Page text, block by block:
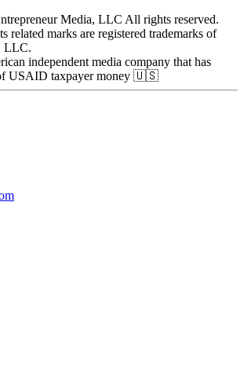
Media, LLC All rights reserved.
related marks are registered trademarks of
LLC.
independent media company that has
USAID taxpayer money 🇺🇸